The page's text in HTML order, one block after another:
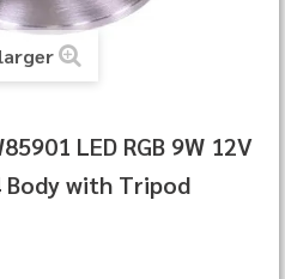
LED RGB 9W 12V
Body with Tripod